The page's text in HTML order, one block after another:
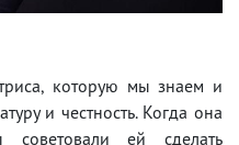
которую мы знаем и
и честность. Когда она
ей сделать